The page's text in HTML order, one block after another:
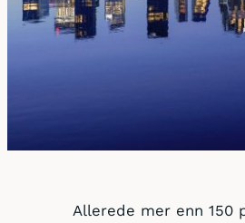
Allerede mer enn 150